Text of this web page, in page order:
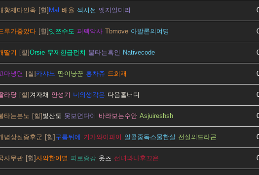
황제마인욱 Mal 배율 섹시썬 엣지일미리
루가좋았다 잇쯔수도 퍼펙악사 Tbmove 아발론의여명
딸기 Orsie 무제한급펀치 불타는흑인 Nativecode
마냉면 카샤노 딴이냥꾼 홍차쥬 드희재
라당 겨자채 안성기 너의생각은 다음홀버디
타는분노 빛산도 못보면다이 바라보는수안 Asjuireshsh
념상실증후군 구름뒤에 기가와이파이 알콜중독스물한살 전설의드라곤
사무관 사악한이별 피로증강 웃츠 선녀와나후끄은